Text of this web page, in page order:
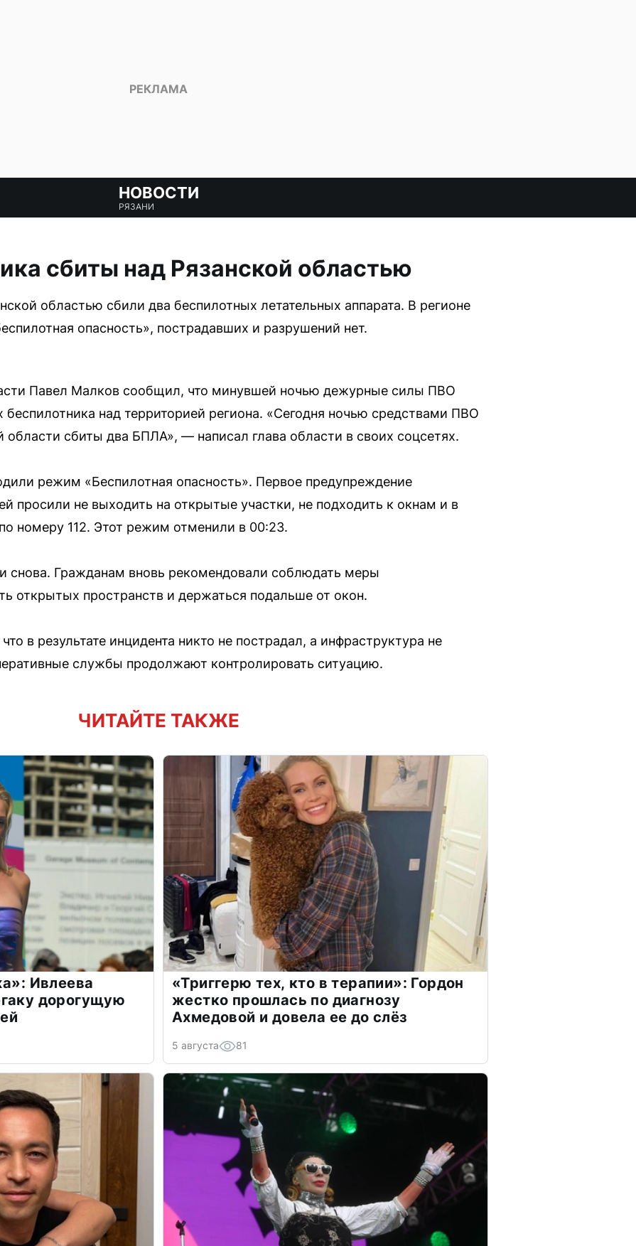
НОВОСТИ
РЯЗАНИ
сбиты над Рязанской областью
областью сбили два беспилотных летательных аппарата. В регионе
опасность», пострадавших и разрушений нет.
Павел Малков сообщил, что минувшей ночью дежурные силы ПВО
над территорией региона. «Сегодня ночью средствами ПВО
области сбиты два БПЛА», — написал глава области в своих соцсетях.
режим «Беспилотная опасность». Первое предупреждение
просили не выходить на открытые участки, не подходить к окнам и в
номеру 112. Этот режим отменили в 00:23.
снова. Гражданам вновь рекомендовали соблюдать меры
открытых пространств и держаться подальше от окон.
в результате инцидента никто не пострадал, а инфраструктура не
службы продолжают контролировать ситуацию.
ЧИТАЙТЕ ТАКЖЕ
Ивлеева
дорогущую
«Триггерю тех, кто в терапии»: Гордон
жестко прошлась по диагнозу
Ахмедовой и довела ее до слёз
5 августа 81